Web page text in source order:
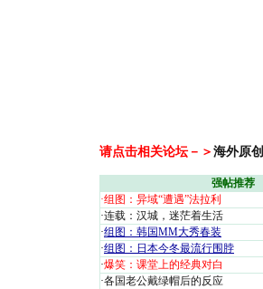
请点击相关论坛－＞ 海外原创
强帖推荐
·组图：异域“遭遇”法拉利
·连载：汉城，迷茫着生活
·组图：韩国MM大秀春装
·组图：日本今冬最流行围脖
·爆笑：课堂上的经典对白
·各国老公戴绿帽后的反应